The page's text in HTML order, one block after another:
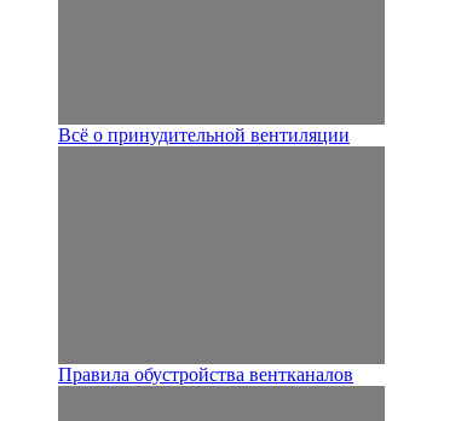
Всё о принудительной вентиляции
Правила обустройства вентканалов